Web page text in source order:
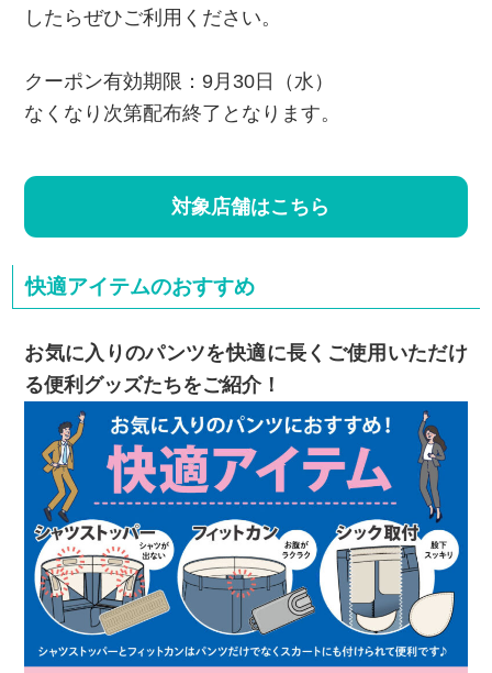
したらぜひご利用ください。
クーポン有効期限：9月30日（水）
なくなり次第配布終了となります。
対象店舗はこちら
快適アイテムのおすすめ
お気に入りのパンツを快適に長くご使用いただけ
る便利グッズたちをご紹介！